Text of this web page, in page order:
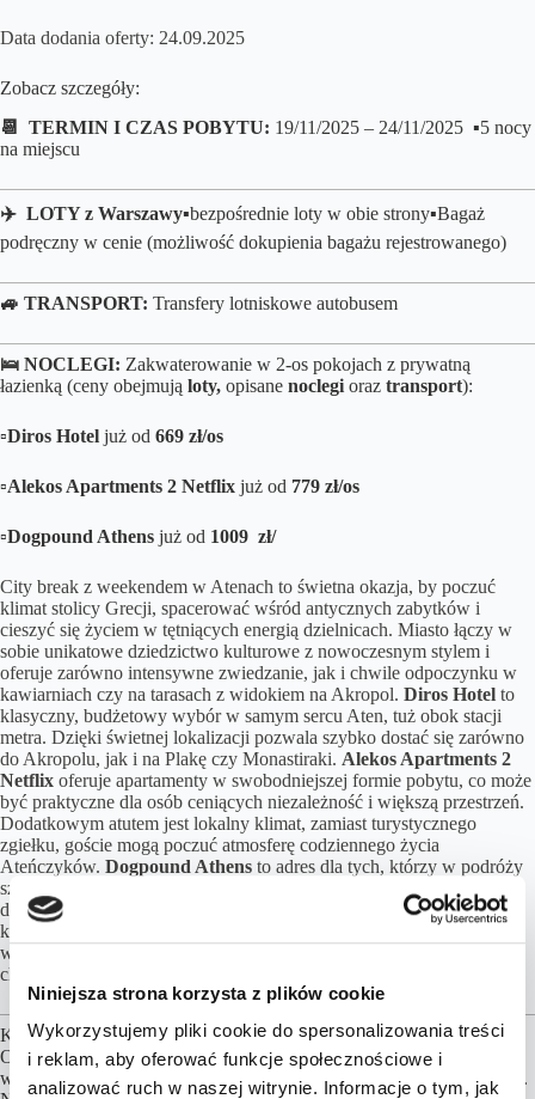
Niniejsza strona korzysta z plików cookie
Wykorzystujemy pliki cookie do spersonalizowania treści
i reklam, aby oferować funkcje społecznościowe i
analizować ruch w naszej witrynie. Informacje o tym, jak
Data dodania oferty: 24.09.2025
Zobacz szczegóły:
📆 TERMIN I CZAS POBYTU: 19/11/2025 – 24/11/2025 ▪️5 nocy
na miejscu
✈️ LOTY z Warszawy▪️bezpośrednie loty w obie strony▪️Bagaż
podręczny w cenie (możliwość dokupienia bagażu rejestrowanego)
🚙 TRANSPORT: Transfery lotniskowe autobusem
🛌 NOCLEGI: Zakwaterowanie w 2-os pokojach z prywatną
łazienką (ceny obejmują loty, opisane noclegi oraz transport):
▫️Diros Hotel już od 669 zł/os
▫️Alekos Apartments 2 Netflix już od 779 zł/os
▫️Dogpound Athens już od 1009 zł/
City break z weekendem w Atenach to świetna okazja, by poczuć
klimat stolicy Grecji, spacerować wśród antycznych zabytków i
cieszyć się życiem w tętniących energią dzielnicach. Miasto łączy w
sobie unikatowe dziedzictwo kulturowe z nowoczesnym stylem i
oferuje zarówno intensywne zwiedzanie, jak i chwile odpoczynku w
kawiarniach czy na tarasach z widokiem na Akropol. Diros Hotel to
klasyczny, budżetowy wybór w samym sercu Aten, tuż obok stacji
metra. Dzięki świetnej lokalizacji pozwala szybko dostać się zarówno
do Akropolu, jak i na Plakę czy Monastiraki. Alekos Apartments 2
Netflix oferuje apartamenty w swobodniejszej formie pobytu, co może
być praktyczne dla osób ceniących niezależność i większą przestrzeń.
Dodatkowym atutem jest lokalny klimat, zamiast turystycznego
zgiełku, goście mogą poczuć atmosferę codziennego życia
Ateńczyków. Dogpound Athens to adres dla tych, którzy w podróży
szukają czegoś innego niż klasyczny hotel. Obiekt łączy nowoczesny
design z artystyczną energią, oferując przestrzeń nastawioną na
kreatywność i alternatywne podejście do noclegu. Prywatne pokoje i
wspólne przestrzenie są urządzone w stylu minimalistycznym, ale z
charakterem.
Kalkulacja cen opiera się przy założeniu 2 osób podróżujących.
Obiekty noclegowe, formy wyżywienia, transfery możemy dowolnie
wymieniać, aby jak najlepiej dopasować ofertę do Twoich preferencji.